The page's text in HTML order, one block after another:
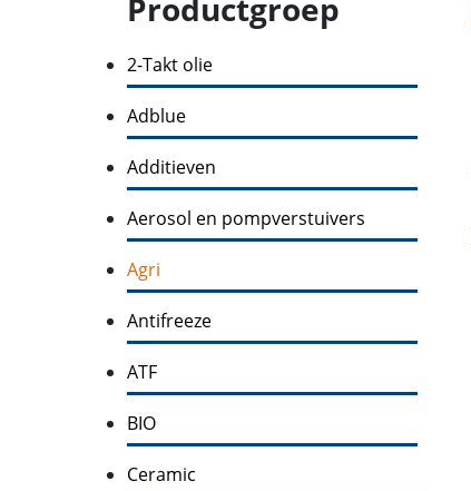
Productgroep
2-Takt olie
Adblue
Additieven
Aerosol en pompverstuivers
Agri
Antifreeze
ATF
BIO
Ceramic